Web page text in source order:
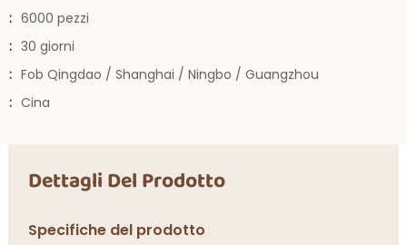
: 6000 pezzi
: 30 giorni
: Fob Qingdao / Shanghai / Ningbo / Guangzhou
: Cina
Dettagli Del Prodotto
Specifiche del prodotto